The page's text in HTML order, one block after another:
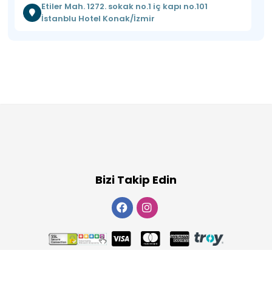
Etiler Mah. 1272. sokak no.1 iç kapı no.101
İstanblu Hotel Konak/İzmir
Bizi Takip Edin